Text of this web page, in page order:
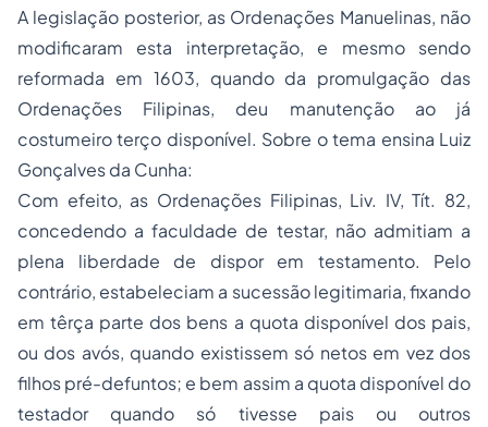
A legislação posterior, as Ordenações Manuelinas, não
modificaram esta interpretação, e mesmo sendo
reformada em 1603, quando da promulgação das
Ordenações Filipinas, deu manutenção ao já
costumeiro terço disponível. Sobre o tema ensina Luiz
Gonçalves da Cunha:
Com efeito, as Ordenações Filipinas, Liv. IV, Tít. 82,
concedendo a faculdade de testar, não admitiam a
plena liberdade de dispor em testamento. Pelo
contrário, estabeleciam a sucessão legitimaria, fixando
em têrça parte dos bens a quota disponível dos pais,
ou dos avós, quando existissem só netos em vez dos
filhos pré-defuntos; e bem assim a quota disponível do
testador quando só tivesse pais ou outros